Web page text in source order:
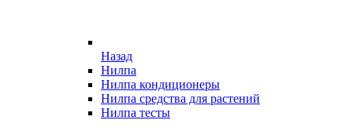
Назад
Нилпа
Нилпа кондиционеры
Нилпа средства для растений
Нилпа тесты